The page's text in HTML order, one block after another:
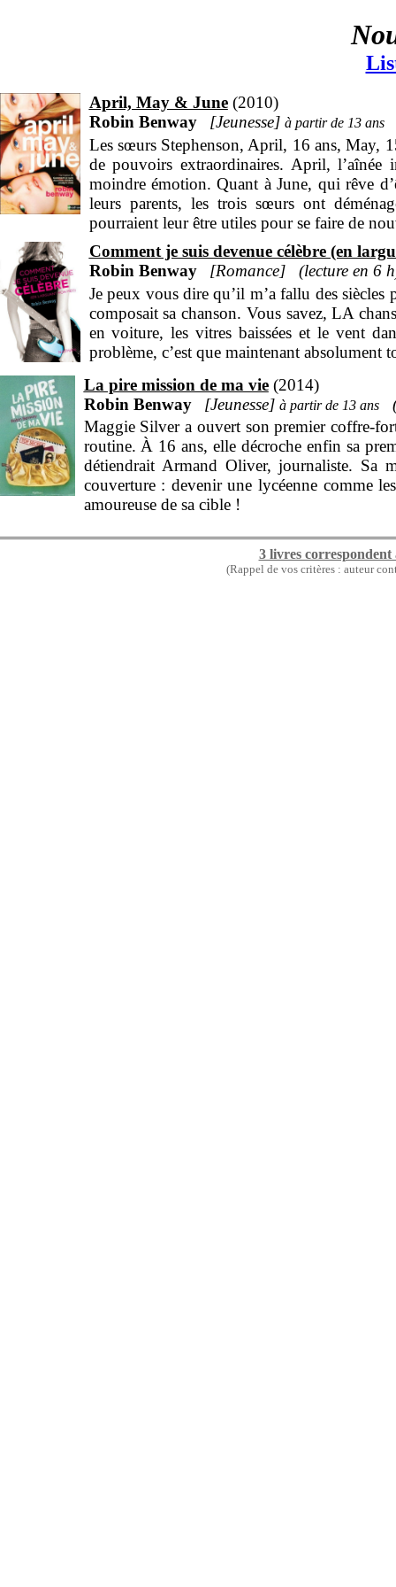
April, May & June 2010
Robin Benway
Jeunesse 13
Les sœurs Stephenson, April, 16 ans, May,
de pouvoirs extraordinaires. April,
moindre émotion. Quant à June, qui rêve
leurs parents, les trois sœurs ont
pourraient leur être utiles pour se faire de
Comment je suis devenue célèbre (en
Robin Benway
Romance
6 h
Je peux vous dire qu’il m’a fallu des
composait sa chanson. Vous savez, LA
en voiture, les vitres baissées et le vent
problème, c’est que maintenant
La pire mission de ma vie 2014
Robin Benway
Jeunesse 13
Maggie Silver a ouvert son premier coffre-
routine. À 16 ans, elle décroche enfin sa
détiendrait Armand Oliver, journaliste. Sa
couverture : devenir une lycéenne comme
amoureuse de sa cible !
3 livres
(Rappel de vos critères : auteur